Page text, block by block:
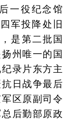
一役纪念馆
军投降处旧
是第二批国
州唯一的国
录片东方主
日战争最后
区原副司令
后勤部原政